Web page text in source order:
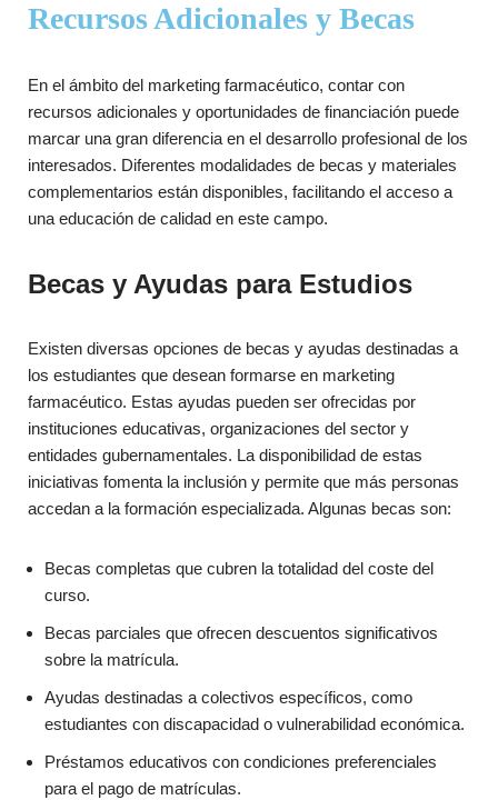
Recursos Adicionales y Becas
En el ámbito del marketing farmacéutico, contar con
recursos adicionales y oportunidades de financiación puede
marcar una gran diferencia en el desarrollo profesional de los
interesados. Diferentes modalidades de becas y materiales
complementarios están disponibles, facilitando el acceso a
una educación de calidad en este campo.
Becas y Ayudas para Estudios
Existen diversas opciones de becas y ayudas destinadas a
los estudiantes que desean formarse en marketing
farmacéutico. Estas ayudas pueden ser ofrecidas por
instituciones educativas, organizaciones del sector y
entidades gubernamentales. La disponibilidad de estas
iniciativas fomenta la inclusión y permite que más personas
accedan a la formación especializada. Algunas becas son:
Becas completas que cubren la totalidad del coste del
curso.
Becas parciales que ofrecen descuentos significativos
sobre la matrícula.
Ayudas destinadas a colectivos específicos, como
estudiantes con discapacidad o vulnerabilidad económica.
Préstamos educativos con condiciones preferenciales
para el pago de matrículas.